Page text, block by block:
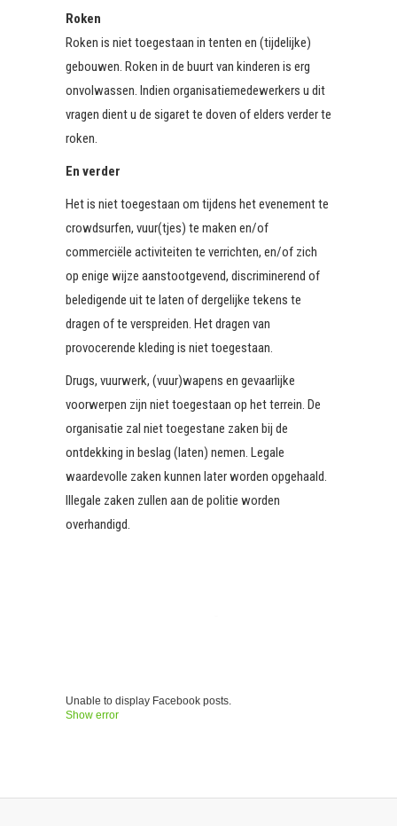
Roken
Roken is niet toegestaan in tenten en (tijdelijke)
gebouwen. Roken in de buurt van kinderen is erg
onvolwassen. Indien organisatiemedewerkers u dit
vragen dient u de sigaret te doven of elders verder te
roken.
En verder
Het is niet toegestaan om tijdens het evenement te
crowdsurfen, vuur(tjes) te maken en/of
commerciële activiteiten te verrichten, en/of zich
op enige wijze aanstootgevend, discriminerend of
beledigende uit te laten of dergelijke tekens te
dragen of te verspreiden. Het dragen van
provocerende kleding is niet toegestaan.
Drugs, vuurwerk, (vuur)wapens en gevaarlijke
voorwerpen zijn niet toegestaan op het terrein. De
organisatie zal niet toegestane zaken bij de
ontdekking in beslag (laten) nemen. Legale
waardevolle zaken kunnen later worden opgehaald.
Illegale zaken zullen aan de politie worden
overhandigd.
Unable to display Facebook posts.
Show error